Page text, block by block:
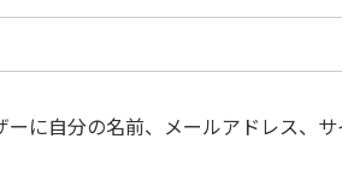
に自分の名前、メールアドレス、サ